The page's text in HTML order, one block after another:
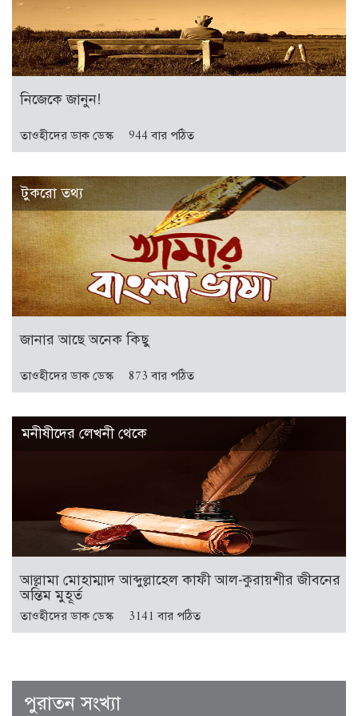
নিজেকে জানুন!
তাওহীদের ডাক ডেস্ক 944 বার পঠিত
টুকরো তথ্য
জানার আছে অনেক কিছু
তাওহীদের ডাক ডেস্ক 873 বার পঠিত
মনীষীদের লেখনী থেকে
আল্লামা মোহাম্মাদ আব্দুল্লাহেল কাফী আল-কুরায়শীর জীবনের
অন্তিম মুহূর্ত
তাওহীদের ডাক ডেস্ক 3141 বার পঠিত
পুরাতন সংখ্যা